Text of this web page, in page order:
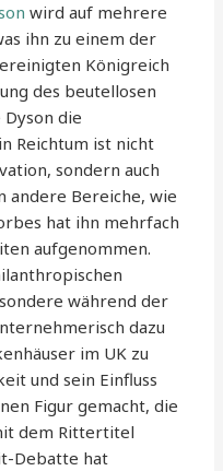
wird auf mehrere
ihn zu einem der
Königreich
des beutellosen
die
Reichtum ist nicht
sondern auch
andere Bereiche, wie
hat ihn mehrfach
aufgenommen.
während der
dazu
im UK zu
und sein Einfluss
Figur gemacht, die
dem Rittertitel
Debatte hat